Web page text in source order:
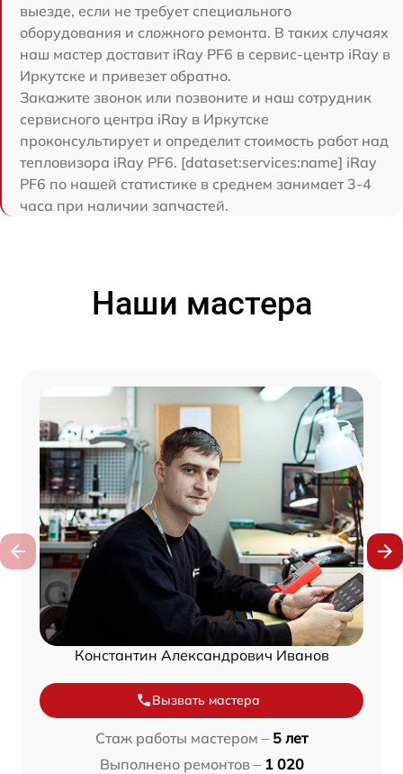
выезде, если не требует специального
оборудования и сложного ремонта. В таких случаях
наш мастер доставит iRay PF6 в сервис-центр iRay в
Иркутске и привезет обратно.
Закажите звонок или позвоните и наш сотрудник
сервисного центра iRay в Иркутске
проконсультирует и определит стоимость работ над
тепловизора iRay PF6. [dataset:services:name] iRay
PF6 по нашей статистике в среднем занимает 3-4
часа при наличии запчастей.
Наши мастера
Константин Александрович Иванов
Вызвать мастера
Стаж работы мастером – 5 лет
Выполнено ремонтов – 1 020